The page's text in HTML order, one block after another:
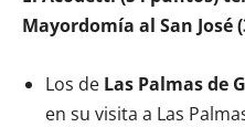
Mayordomía al San José
Los de Las Palmas de
en su visita a Las